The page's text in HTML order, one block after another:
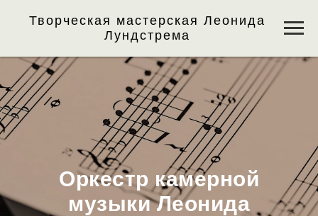
Творческая мастерская Леонида
Лундстрема
Оркестр камерной
музыки Леонида